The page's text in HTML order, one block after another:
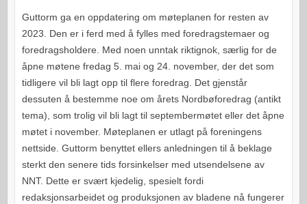
Guttorm ga en oppdatering om møteplanen for resten av
2023. Den er i ferd med å fylles med foredragstemaer og
foredragsholdere. Med noen unntak riktignok, særlig for de
åpne møtene fredag 5. mai og 24. november, der det som
tidligere vil bli lagt opp til flere foredrag. Det gjenstår
dessuten å bestemme noe om årets Nordbøforedrag (antikt
tema), som trolig vil bli lagt til septembermøtet eller det åpne
møtet i november. Møteplanen er utlagt på foreningens
nettside. Guttorm benyttet ellers anledningen til å beklage
sterkt den senere tids forsinkelser med utsendelsene av
NNT. Dette er svært kjedelig, spesielt fordi
redaksjonsarbeidet og produksjonen av bladene nå fungerer